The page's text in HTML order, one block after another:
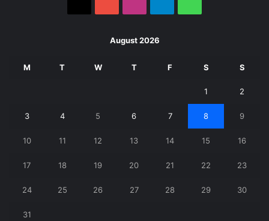
August 2026
M T W T F S S
1 2
3 4 5 6 7 8 9
10 11 12 13 14 15 16
17 18 19 20 21 22 23
24 25 26 27 28 29 30
31